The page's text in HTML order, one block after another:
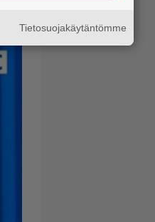
Tietosuojakäytäntömme